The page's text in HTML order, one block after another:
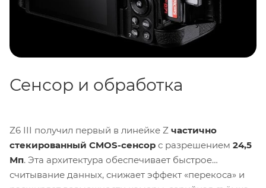
Сенсор и обработка
Z6 III получил первый в линейке Z частично
стекированный CMOS-сенсор с разрешением 24,5
Мп. Эта архитектура обеспечивает быстрое
считывание данных, снижает эффект «перекоса» и